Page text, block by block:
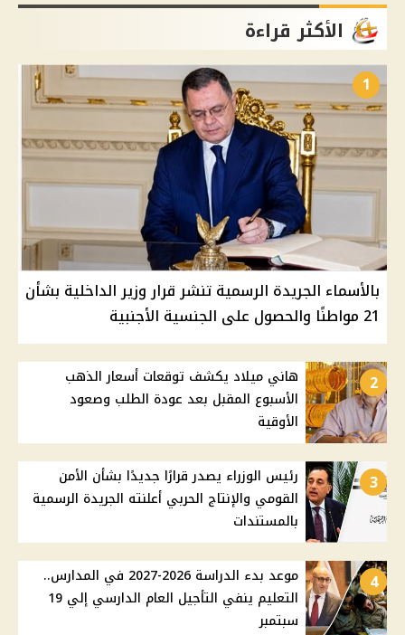
الأكثر قراءة
1
بالأسماء الجريدة الرسمية تنشر قرار وزير الداخلية بشأن
21 مواطنًا والحصول على الجنسية الأجنبية
2
هاني ميلاد يكشف توقعات أسعار الذهب
الأسبوع المقبل بعد عودة الطلب وصعود
الأوقية
3
رئيس الوزراء يصدر قرارًا جديدًا بشأن الأمن
القومي والإنتاج الحربي أعلنته الجريدة الرسمية
بالمستندات
4
موعد بدء الدراسة 2026-2027 في المدارس..
التعليم ينفي التأجيل العام الدارسي إلي 19
سبتمبر